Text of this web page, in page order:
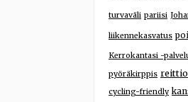
turvaväli pariisi
liikennekasvatus
Kerrokantasi -
pyöräkirppis
cycling-friendly